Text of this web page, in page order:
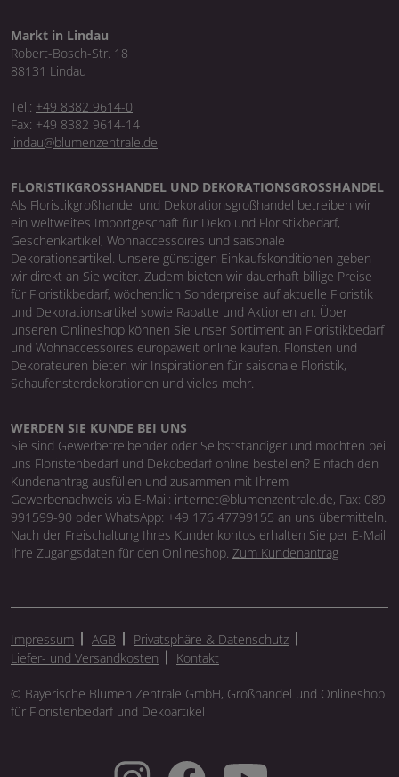
Markt in Lindau
Robert-Bosch-Str. 18
88131 Lindau
Tel.: +49 8382 9614-0
Fax: +49 8382 9614-14
lindau@blumenzentrale.de
FLORISTIKGROSSHANDEL UND DEKORATIONSGROSSHANDEL
Als Floristikgroßhandel und Dekorationsgroßhandel betreiben wir
ein weltweites Importgeschäft für Deko und Floristikbedarf,
Geschenkartikel, Wohnaccessoires und saisonale
Dekorationsartikel. Unsere günstigen Einkaufskonditionen geben
wir direkt an Sie weiter. Zudem bieten wir dauerhaft billige Preise
für Floristikbedarf, wöchentlich Sonderpreise auf aktuelle Floristik
und Dekorationsartikel sowie Rabatte und Aktionen an. Über
unseren Onlineshop können Sie unser Sortiment an Floristikbedarf
und Wohnaccessoires europaweit online kaufen. Floristen und
Dekorateuren bieten wir Inspirationen für saisonale Floristik,
Schaufensterdekorationen und vieles mehr.
WERDEN SIE KUNDE BEI UNS
Sie sind Gewerbetreibender oder Selbstständiger und möchten bei
uns Floristenbedarf und Dekobedarf online bestellen? Einfach den
Kundenantrag ausfüllen und zusammen mit Ihrem
Gewerbenachweis via E-Mail: internet@blumenzentrale.de, Fax: 089
991599-90 oder WhatsApp: +49 176 47799155 an uns übermitteln.
Nach der Freischaltung Ihres Kundenkontos erhalten Sie per E-Mail
Ihre Zugangsdaten für den Onlineshop. Zum Kundenantrag
Impressum AGB
Privatsphäre & Datenschutz
Liefer- und Versandkosten
Kontakt
© Bayerische Blumen Zentrale GmbH, Großhandel und Onlineshop
für Floristenbedarf und Dekoartikel